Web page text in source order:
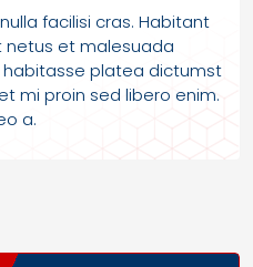
facilisi cras. Habitant
et malesuada
habitasse platea dictumst
mi proin sed libero enim.
a.